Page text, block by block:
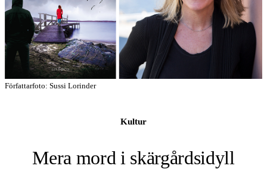
Författarfoto: Sussi Lorinder
Kultur
Mera mord i skärgårdsidyll